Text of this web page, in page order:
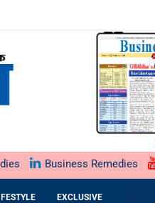
Business Remedies
EXCLUSIVE